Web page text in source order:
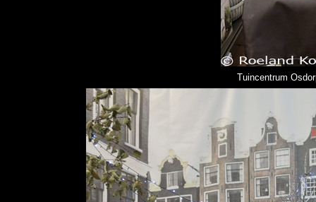
Tuincentrum